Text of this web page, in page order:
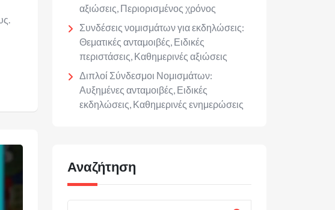
αξιώσεις, Περιορισμένος χρόνος
Συνδέσεις νομισμάτων για εκδηλώσεις:
Θεματικές ανταμοιβές, Ειδικές
περιστάσεις, Καθημερινές αξιώσεις
Διπλοί Σύνδεσμοι Νομισμάτων:
Αυξημένες ανταμοιβές, Ειδικές
εκδηλώσεις, Καθημερινές ενημερώσεις
Αναζήτηση